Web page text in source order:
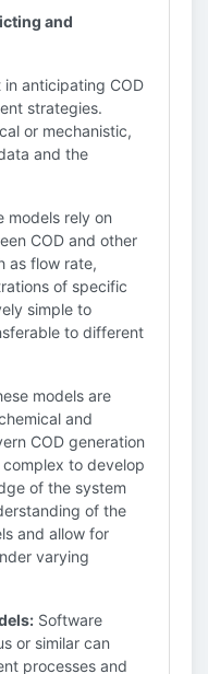
and
anticipating COD
strategies.
or mechanistic,
and the
models rely on
COD and other
as flow rate,
of specific
simple to
to different
models are
and
COD generation
to develop
of the system
of the
and allow for
varying
Software
or similar can
processes and